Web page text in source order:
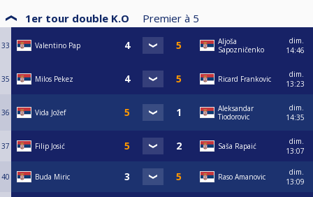
1er tour double K.O Premier à 5
33 Valentino Pap
Aljoša
Sapozničenko
dim.
14:46
35 Milos Pekez Ricard Frankovic
dim.
13:23
36 Vida Jožef
Aleksandar
Tiodorovic
dim.
14:35
37 Filip Josić Saša Rapaić
dim.
13:07
40 Buda Miric Raso Amanovic
dim.
13:09